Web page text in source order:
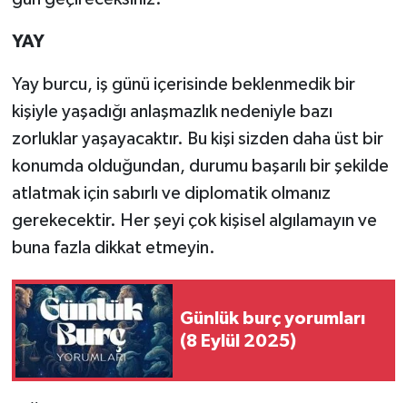
YAY
Yay burcu, iş günü içerisinde beklenmedik bir
kişiyle yaşadığı anlaşmazlık nedeniyle bazı
zorluklar yaşayacaktır. Bu kişi sizden daha üst bir
konumda olduğundan, durumu başarılı bir şekilde
atlatmak için sabırlı ve diplomatik olmanız
gerekecektir. Her şeyi çok kişisel algılamayın ve
buna fazla dikkat etmeyin.
Günlük burç yorumları
(8 Eylül 2025)